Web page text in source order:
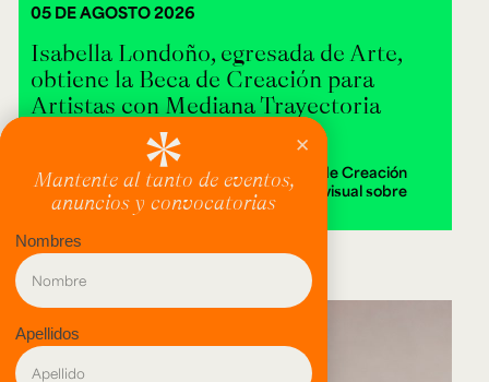
Isabella Londoño, egresada de Arte,
obtiene la Beca de Creación para
Artistas con Mediana Trayectoria
Alejandra Isabella Londoño ganó la Beca de Creación
2026 con Destierra, una instalación audiovisual sobre
memoria y territorio.
05 DE AGOSTO 2026
evento